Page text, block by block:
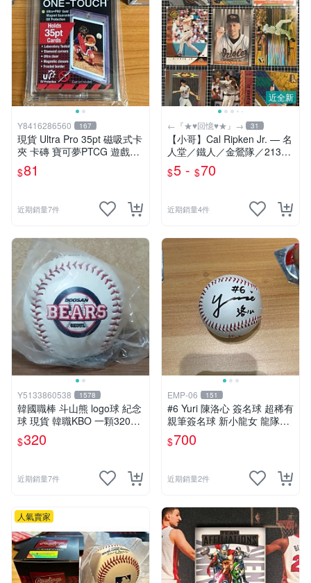
Y8416286560 167
現貨 Ultra Pro 35pt 磁吸式卡
夾 卡磚 寶可夢PTCG 遊戲王
中華職棒球員卡 簽名球 MLB
NBA
$81
近期銷量7件
近全新
←『★♥回憶♥★』→ 31
【小哥】Cal Ripken Jr. — 名
人堂／鐵人／金鶯隊／2131
連續出賽/2632/MLB
$5 - $70
近期銷量4件
Y5133860538 1578
韓國職棒 斗山熊 logo球 紀念
球 現貨 韓職KBO 一顆320元
多顆優惠
$320
近期銷量7件
EMP-06 151
#6 Yuri 陳洛心 簽名球 超稀有
親筆簽名球 新小龍女 龍隊Lo
go隊徽球 味全龍 小龍女 隊友
啦啦隊 中華職棒 CPBL 中華
$700
近期銷量2件
人氣賣家